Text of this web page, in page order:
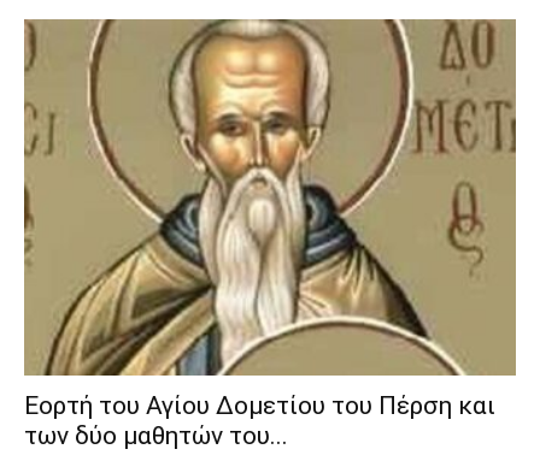
Εορτή του Αγίου Δομετίου του Πέρση και
των δύο μαθητών του...